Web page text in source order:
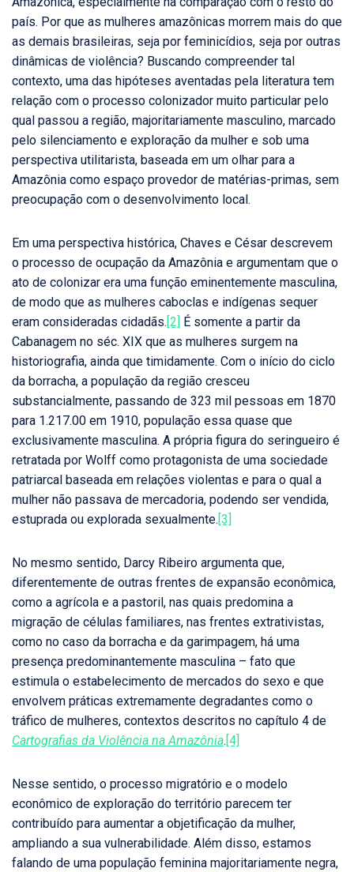
país. Por que as mulheres amazônicas morrem mais do que
as demais brasileiras, seja por feminicídios, seja por outras
dinâmicas de violência? Buscando compreender tal
contexto, uma das hipóteses aventadas pela literatura tem
relação com o processo colonizador muito particular pelo
qual passou a região, majoritariamente masculino, marcado
pelo silenciamento e exploração da mulher e sob uma
perspectiva utilitarista, baseada em um olhar para a
Amazônia como espaço provedor de matérias-primas, sem
preocupação com o desenvolvimento local.
Em uma perspectiva histórica, Chaves e César descrevem
o processo de ocupação da Amazônia e argumentam que o
ato de colonizar era uma função eminentemente masculina,
de modo que as mulheres caboclas e indígenas sequer
eram consideradas cidadãs. [2]
É somente a partir da
Cabanagem no séc. XIX que as mulheres surgem na
historiografia, ainda que timidamente. Com o início do ciclo
da borracha, a população da região cresceu
substancialmente, passando de 323 mil pessoas em 1870
para 1.217.00 em 1910, população essa quase que
exclusivamente masculina. A própria figura do seringueiro é
retratada por Wolff como protagonista de uma sociedade
patriarcal baseada em relações violentas e para o qual a
mulher não passava de mercadoria, podendo ser vendida,
estuprada ou explorada sexualmente. [3]
No mesmo sentido, Darcy Ribeiro argumenta que,
diferentemente de outras frentes de expansão econômica,
como a agrícola e a pastoril, nas quais predomina a
migração de células familiares, nas frentes extrativistas,
como no caso da borracha e da garimpagem, há uma
presença predominantemente masculina – fato que
estimula o estabelecimento de mercados do sexo e que
envolvem práticas extremamente degradantes como o
tráfico de mulheres, contextos descritos no capítulo 4 de
Cartografias da Violência na Amazônia. [4]
Nesse sentido, o processo migratório e o modelo
econômico de exploração do território parecem ter
contribuído para aumentar a objetificação da mulher,
ampliando a sua vulnerabilidade. Além disso, estamos
falando de uma população feminina majoritariamente negra,